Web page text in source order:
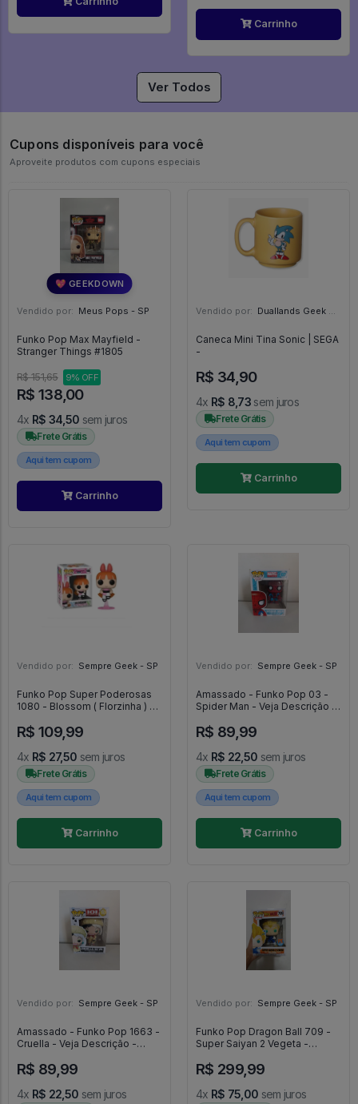
Carrinho
Ver Todos
Cupons disponíveis para você
Aproveite produtos com cupons especiais
💖 GEEKDOWN
Vendido por: Meus Pops - SP
Funko Pop Max Mayfield -
Stranger Things #1805
R$ 151,65 9% OFF
R$ 138,00
4x R$ 34,50 sem juros
Frete Grátis
Aqui tem cupom
Carrinho
Vendido por: Duallands Geek Store - RS
Caneca Mini Tina Sonic | SEGA
-
R$ 34,90
4x R$ 8,73 sem juros
Frete Grátis
Aqui tem cupom
Carrinho
Vendido por: Sempre Geek - SP
Funko Pop Super Poderosas
1080 - Blossom ( Florzinha ) -
#1080
R$ 109,99
4x R$ 27,50 sem juros
Frete Grátis
Aqui tem cupom
Carrinho
Vendido por: Sempre Geek - SP
Amassado - Funko Pop 03 -
Spider Man - Veja Descrição -
R$ 89,99
4x R$ 22,50 sem juros
Frete Grátis
Aqui tem cupom
Carrinho
Vendido por: Sempre Geek - SP
Amassado - Funko Pop 1663 -
Cruella - Veja Descrição -
R$ 89,99
4x R$ 22,50 sem juros
Vendido por: Sempre Geek - SP
Funko Pop Dragon Ball 709 -
Super Saiyan 2 Vegeta -
R$ 299,99
4x R$ 75,00 sem juros